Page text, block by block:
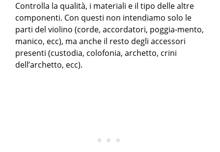
Controlla la qualità, i materiali e il tipo delle altre
componenti. Con questi non intendiamo solo le
parti del violino (corde, accordatori, poggia-mento,
manico, ecc), ma anche il resto degli accessori
presenti (custodia, colofonia, archetto, crini
dell’archetto, ecc).